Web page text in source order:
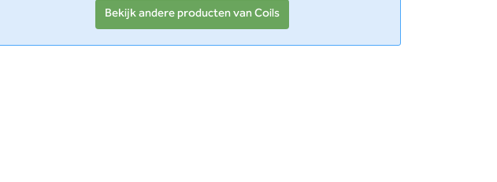
Bekijk andere producten van Coils